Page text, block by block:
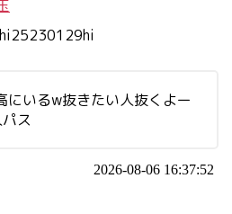
hi25230129hi
いるw抜きたい人抜くよー
ス
2026-08-06 16:37:52